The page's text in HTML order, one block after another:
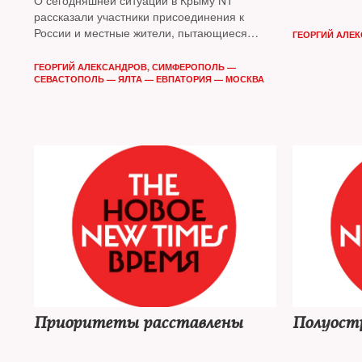
рассказали участники присоединения к
России и местные жители, пытающиеся
в которой они оказались
ГЕОРГИЙ АЛЕКСАНДРОВ, СИМФЕРОПОЛЬ —
СЕВАСТОПОЛЬ — ЯЛТА — ЕВПАТОРИЯ — МОСКВА
ГЕОРГИЙ
Приоритеты расставлены